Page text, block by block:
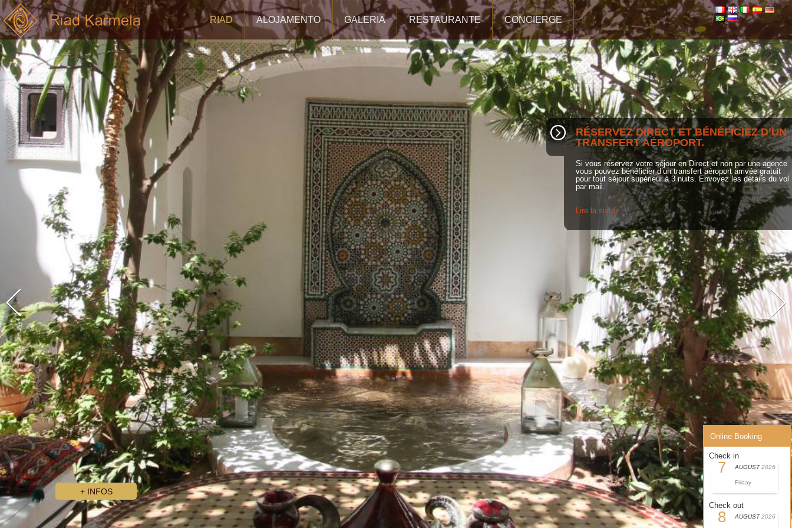
Online Booking
Check in
7 AUGUST 2026
Friday
Check out
8 AUGUST 2026
RÉSERVEZ DIRECT ET BÉNÉFICIEZ D’UN
TRANSFERT AÉROPORT.
Si vous réservez votre séjour en Direct et non par une agence
vous pouvez bénéficier d’un transfert aéroport arrivée gratuit
pour tout séjour supérieur à 3 nuits. Envoyez les détails du vol
par mail.
Lire la suite
RIAD ALOJAMENTO GALERIA RESTAURANTE CONCIERGE
+ INFOS